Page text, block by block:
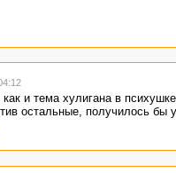
и тема хулигана в
остальные, получилось бы